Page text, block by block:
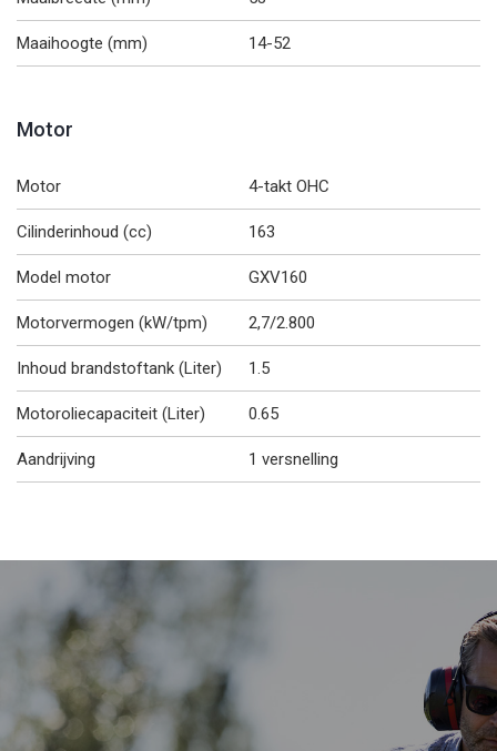
Maaihoogte (mm) 14-52
Motor
Motor 4-takt OHC
Cilinderinhoud (cc) 163
Model motor GXV160
Motorvermogen (kW/tpm) 2,7/2.800
Inhoud brandstoftank (Liter) 1.5
Motoroliecapaciteit (Liter) 0.65
Aandrijving 1 versnelling